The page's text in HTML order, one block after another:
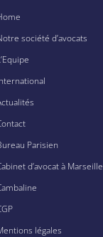
société d’avocats
Parisien
d’avocat à Marseille
légales